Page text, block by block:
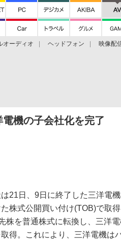
オーディオ ヘッドフォン 映像配
機の子会社化を完了
21日、9日に終了した三洋電
株式公開買い付け(TOB)で取得
株を普通株式に転換し、三洋
得。これにより、三洋電機は